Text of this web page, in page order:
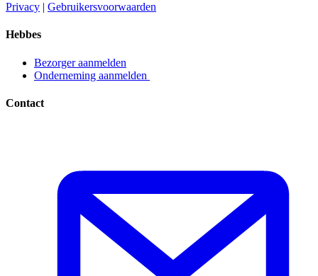
Privacy​​​​‌ ‍ ​‍​‍‌‍ ‌ ​‍‌‍‍‌‌‍‌ ‌‍‍‌‌‍ ‍​‍​‍​ ‍‍​‍​‍‌ ​ ‌‍​‌‌‍ ‍‌‍‍‌‌ ‌​‌ ‍‌​‍ ‍‌‍‍‌‌‍ ​‍​‍​‍ ​​‍​‍‌‍‍​‌ ​‍‌‍‌‌‌‍‌‍​‍​‍​ ‍‍​‍​‍‌‍‍​‌ ‌​‌ ‌​‌ ​​​ ‍‍​‍ ​‍ ‌‍ ​‌‍ ‌‍​ ‌‍​‌‌‍ ​‌‍‍​‌‍ ‌ ​ ‌ ‌​​ ‍‍​ ​ ​ ​ ​ ​ ​ ​ ​‍ ‌‍‍‌‌‍ ‍‌ ‌​‌‍‌‌‌‍ ‍‌ ‌​​‍ ‌‍‌‌‌‍‌​‌‍‍‌‌ ‌​​‍ ‌‍ ‌‌‍ ‌‍‌​‌‍‌‌​ ‌‌ ​​‌ ​‍‌‍‌‌‌ ​ ‌‍‌‌‌‍ ‍‌ ‌​‌‍​‌‌ ‌​‌‍‍‌‌‍ ‌‍ ‍​ ‍ ‌‍‍‌‌‍‌​​ ‌‌‍‌ ‌‍ ​‌‍ ‌‍​‍‌‍​‌‌‍ ​​ ‍ ‌ ‌​‌ ‍‌‌ ​​‌‍‌‌​ ‌‌‍‌ ‌‍ ​‌‍ ‌‍​‍‌‍​‌‌‍ ​​ ‍ ‌ ​​‌‍​‌‌ ‌​‌‍‍​​ ‌‌‍‌‍‌‍ ‌‍ ‌ ‌​‌‍‌‌‌ ​‍​‍ ‍‌‍ ​‌‍‌‌‌‍‌ ‌‍​‌‌‍ ​​‍‌‌​ ‌‌‌​​‍‌‌ ‌‍‍ ‌‍‌‌‌ ‍‌​‍‌‌​ ​ ‌​‌​​‍‌‌​ ​ ‌​‌​​‍‌‌​ ​‍​ ​‍​ ​‌​ ‍​‌‍‌‌​ ‌‍‌‍‌​‌‍‌‌‌‍‌‌​ ‌‍​ ​ ​ ‍‌​ ‌‌​ ‌​​‍‌‌​ ​‍​ ​‍​‍‌‌​ ‌‌‌​‌​​‍ ‍‌‍ ​‌‍​‌‌‍​‍‌‍‌‌‌‍ ​​ ‌‍​‍‌‍​‌‌ ​ ‌‍‌‌‌‌‌‌‌ ​‍‌‍ ​​ ‌‌‍‍​‌ ‌​‌ ‌​‌ ​​​‍‌‌​ ​ ‌​​‌​‍‌‌​ ​‍‌​‌‍​‍‌‌​ ​‍‌​‌‍‌‍ ​‌‍ ‌‍​ ‌‍​‌‌‍ ​‌‍‍​‌‍ ‌ ​ ‌ ‌​​‍‌‌​ ​ ‌​​‌​ ​ ​ ​ ​ ​ ​ ​ ​‍‌‍‌‍‍‌‌‍‌​​ ‌‌‍‌ ‌‍ ​‌‍ ‌‍​‍‌‍​‌‌‍ ​​‍‌‍‌ ‌​‌ ‍‌‌ ​​‌‍‌‌​ ‌‌‍‌ ‌‍ ​‌‍ ‌‍​‍‌‍​‌‌‍ ​​‍‌‍‌ ​​‌‍​‌‌ ‌​‌‍‍​​ ‌‌‍‌‍‌‍ ‌‍ ‌ ‌​‌‍‌‌‌ ​‍​‍ ‍‌‍ ​‌‍‌‌‌‍‌ ‌‍​‌‌‍ ​​‍‌‌​ ‌‌‌​​‍‌‌ ‌‍‍ ‌‍‌‌‌ ‍‌​‍‌‌​ ​ ‌​‌​​‍‌‌​ ​ ‌​‌​​‍‌‌​ ​‍​ ​‍​ ​‌​ ‍​‌‍‌‌​ ‌‍‌‍‌​‌‍‌‌‌‍‌‌​ ‌‍​ ​ ​ ‍‌​ ‌‌​ ‌​​‍‌‌​ ​‍​ ​‍​‍‌‌​ ‌‌‌​‌​​‍ ‍‌‍ ​‌‍​‌‌‍​‍‌‍‌‌‌‍ ​​‍‌‍‌ ​​‌‍‌‌‌ ​‍‌ ​ ‌ ​​‌‍‌‌‌‍​ ‌ ‌​‌‍‍‌‌ ‌‍‌‍‌‌​ ‌‌ ​​‌ ‌‌‌‍​‍‌‍ ​‌‍‍‌‌ ​ ‌‍‍​‌‍‌‌‌‍‌​​‍​‍‌ ‌ | Gebruikersvoorwaarden​​​​‌ ‍ ​‍​‍‌‍ ‌ ​‍‌‍‍‌‌‍‌ ‌‍‍‌‌‍ ‍​‍​‍​ ‍‍​‍​‍‌ ​ ‌‍​‌‌‍ ‍‌‍‍‌‌ ‌​‌ ‍‌​‍ ‍‌‍‍‌‌‍ ​‍​‍​‍ ​​‍​‍‌‍‍​‌ ​‍‌‍‌‌‌‍‌‍​‍​‍​ ‍‍​‍​‍‌‍‍​‌ ‌​‌ ‌​‌ ​​​ ‍‍​‍ ​‍ ‌‍ ​‌‍ ‌‍​ ‌‍​‌‌‍ ​‌‍‍​‌‍ ‌ ​ ‌ ‌​​ ‍‍​ ​ ​ ​ ​ ​ ​ ​ ​‍ ‌‍‍‌‌‍ ‍‌ ‌​‌‍‌‌‌‍ ‍‌ ‌​​‍ ‌‍‌‌‌‍‌​‌‍‍‌‌ ‌​​‍ ‌‍ ‌‌‍ ‌‍‌​‌‍‌‌​ ‌‌ ​​‌ ​‍‌‍‌‌‌ ​ ‌‍‌‌‌‍ ‍‌ ‌​‌‍​‌‌ ‌​‌‍‍‌‌‍ ‌‍ ‍​ ‍ ‌‍‍‌‌‍‌​​ ‌‌‍‌ ‌‍ ​‌‍ ‌‍​‍‌‍​‌‌‍ ​​ ‍ ‌ ‌​‌ ‍‌‌ ​​‌‍‌‌​ ‌‌‍‌ ‌‍ ​‌‍ ‌‍​‍‌‍​‌‌‍ ​​ ‍ ‌ ​​‌‍​‌‌ ‌​‌‍‍​​ ‌‌‍‌‍‌‍ ‌‍ ‌ ‌​‌‍‌‌‌ ​‍​‍ ‍‌‍ ​‌‍‌‌‌‍‌ ‌‍​‌‌‍ ​​‍‌‌​ ‌‌‌​​‍‌‌ ‌‍‍ ‌‍‌‌‌ ‍‌​‍‌‌​ ​ ‌​‌​​‍‌‌​ ​ ‌​‌​​‍‌‌​ ​‍​ ​‍​ ​​‌‍​ ‌‍‌‍​ ‌‍​ ‌​‌‍‌​​ ​ ‌‍‌‌​ ​ ​ ​‌​ ‍‌​ ​‍​‍‌‌​ ​‍​ ​‍​‍‌‌​ ‌‌‌​‌​​‍ ‍‌‍ ​‌‍​‌‌‍​‍‌‍‌‌‌‍ ​​ ‌‍​‍‌‍​‌‌ ​ ‌‍‌‌‌‌‌‌‌ ​‍‌‍ ​​ ‌‌‍‍​‌ ‌​‌ ‌​‌ ​​​‍‌‌​ ​ ‌​​‌​‍‌‌​ ​‍‌​‌‍​‍‌‌​ ​‍‌​‌‍‌‍ ​‌‍ ‌‍​ ‌‍​‌‌‍ ​‌‍‍​‌‍ ‌ ​ ‌ ‌​​‍‌‌​ ​ ‌​​‌​ ​ ​ ​ ​ ​ ​ ​ ​‍‌‍‌‍‍‌‌‍‌​​ ‌‌‍‌ ‌‍ ​‌‍ ‌‍​‍‌‍​‌‌‍ ​​‍‌‍‌ ‌​‌ ‍‌‌ ​​‌‍‌‌​ ‌‌‍‌ ‌‍ ​‌‍ ‌‍​‍‌‍​‌‌‍ ​​‍‌‍‌ ​​‌‍​‌‌ ‌​‌‍‍​​ ‌‌‍‌‍‌‍ ‌‍ ‌ ‌​‌‍‌‌‌ ​‍​‍ ‍‌‍ ​‌‍‌‌‌‍‌ ‌‍​‌‌‍ ​​‍‌‌​ ‌‌‌​​‍‌‌ ‌‍‍ ‌‍‌‌‌ ‍‌​‍‌‌​ ​ ‌​‌​​‍‌‌​ ​ ‌​‌​​‍‌‌​ ​‍​ ​‍​ ​​‌‍​ ‌‍‌‍​ ‌‍​ ‌​‌‍‌​​ ​ ‌‍‌‌​ ​ ​ ​‌​ ‍‌​ ​‍​‍‌‌​ ​‍​ ​‍​‍‌‌​ ‌‌‌​‌​​‍ ‍‌‍ ​‌‍​‌‌‍​‍‌‍‌‌‌‍ ​​‍‌‍‌ ​​‌‍‌‌‌ ​‍‌ ​ ‌ ​​‌‍‌‌‌‍​ ‌ ‌​‌‍‍‌‌ ‌‍‌‍‌‌​ ‌‌ ​​‌ ‌‌‌‍​‍‌‍ ​‌‍‍‌‌ ​ ‌‍‍​‌‍‌‌‌‍‌​​‍​‍‌ ‌
Hebbes
Bezorger aanmelden​​​​‌ ‍ ​‍​‍‌‍ ‌ ​‍‌‍‍‌‌‍‌ ‌‍‍‌‌‍ ‍​‍​‍​ ‍‍​‍​‍‌ ​ ‌‍​‌‌‍ ‍‌‍‍‌‌ ‌​‌ ‍‌​‍ ‍‌‍‍‌‌‍ ​‍​‍​‍ ​​‍​‍‌‍‍​‌ ​‍‌‍‌‌‌‍‌‍​‍​‍​ ‍‍​‍​‍‌‍‍​‌ ‌​‌ ‌​‌ ​​​ ‍‍​‍ ​‍ ‌‍ ​‌‍ ‌‍​ ‌‍​‌‌‍ ​‌‍‍​‌‍ ‌ ​ ‌ ‌​​ ‍‍​ ​ ​ ​ ​ ​ ​ ​ ​‍ ‌‍‍‌‌‍ ‍‌ ‌​‌‍‌‌‌‍ ‍‌ ‌​​‍ ‌‍‌‌‌‍‌​‌‍‍‌‌ ‌​​‍ ‌‍ ‌‌‍ ‌‍‌​‌‍‌‌​ ‌‌ ​​‌ ​‍‌‍‌‌‌ ​ ‌‍‌‌‌‍ ‍‌ ‌​‌‍​‌‌ ‌​‌‍‍‌‌‍ ‌‍ ‍​ ‍ ‌‍‍‌‌‍‌​​ ‌‌‍‌ ‌‍ ​‌‍ ‌‍​‍‌‍​‌‌‍ ​​ ‍ ‌ ‌​‌ ‍‌‌ ​​‌‍‌‌​ ‌‌‍‌ ‌‍ ​‌‍ ‌‍​‍‌‍​‌‌‍ ​​ ‍ ‌ ​​‌‍​‌‌ ‌​‌‍‍​​ ‌‌‍‌‍‌‍ ‌‍ ‌ ‌​‌‍‌‌‌ ​‍​‍ ‍‌ ​​‌‍​‌‌‍‌ ‌‍‌‌‌ ​ ​‍‌‌​ ‌‌‌​​‍‌‌ ‌‍‍ ‌‍‌‌‌ ‍‌​‍‌‌​ ​ ‌​‌​​‍‌‌​ ​ ‌​‌​​‍‌‌​ ​‍​ ​‍​ ‌ ​ ​‌‌‍​‍‌‍​ ​ ‌‌​ ‌ ​ ​‌​ ​‍​ ‌​​ ​​‌‍‌‌​ ‍‌​‍‌‌​ ​‍​ ​‍​‍‌‌​ ‌‌‌​‌​​‍ ‍‌‍ ​‌‍​‌‌‍​‍‌‍‌‌‌‍ ​​ ‌‍​‍‌‍​‌‌ ​ ‌‍‌‌‌‌‌‌‌ ​‍‌‍ ​​ ‌‌‍‍​‌ ‌​‌ ‌​‌ ​​​‍‌‌​ ​ ‌​​‌​‍‌‌​ ​‍‌​‌‍​‍‌‌​ ​‍‌​‌‍‌‍ ​‌‍ ‌‍​ ‌‍​‌‌‍ ​‌‍‍​‌‍ ‌ ​ ‌ ‌​​‍‌‌​ ​ ‌​​‌​ ​ ​ ​ ​ ​ ​ ​ ​‍‌‍‌‍‍‌‌‍‌​​ ‌‌‍‌ ‌‍ ​‌‍ ‌‍​‍‌‍​‌‌‍ ​​‍‌‍‌ ‌​‌ ‍‌‌ ​​‌‍‌‌​ ‌‌‍‌ ‌‍ ​‌‍ ‌‍​‍‌‍​‌‌‍ ​​‍‌‍‌ ​​‌‍​‌‌ ‌​‌‍‍​​ ‌‌‍‌‍‌‍ ‌‍ ‌ ‌​‌‍‌‌‌ ​‍​‍ ‍‌ ​​‌‍​‌‌‍‌ ‌‍‌‌‌ ​ ​‍‌‌​ ‌‌‌​​‍‌‌ ‌‍‍ ‌‍‌‌‌ ‍‌​‍‌‌​ ​ ‌​‌​​‍‌‌​ ​ ‌​‌​​‍‌‌​ ​‍​ ​‍​ ‌ ​ ​‌‌‍​‍‌‍​ ​ ‌‌​ ‌ ​ ​‌​ ​‍​ ‌​​ ​​‌‍‌‌​ ‍‌​‍‌‌​ ​‍​ ​‍​‍‌‌​ ‌‌‌​‌​​‍ ‍‌‍ ​‌‍​‌‌‍​‍‌‍‌‌‌‍ ​​‍‌‍‌ ​​‌‍‌‌‌ ​‍‌ ​ ‌ ​​‌‍‌‌‌‍​ ‌ ‌​‌‍‍‌‌ ‌‍‌‍‌‌​ ‌‌ ​​‌ ‌‌‌‍​‍‌‍ ​‌‍‍‌‌ ​ ‌‍‍​‌‍‌‌‌‍‌​​‍​‍‌ ‌
Onderneming aanmelden ​​​​‌ ‍ ​‍​‍‌‍ ‌ ​‍‌‍‍‌‌‍‌ ‌‍‍‌‌‍ ‍​‍​‍​ ‍‍​‍​‍‌ ​ ‌‍​‌‌‍ ‍‌‍‍‌‌ ‌​‌ ‍‌​‍ ‍‌‍‍‌‌‍ ​‍​‍​‍ ​​‍​‍‌‍‍​‌ ​‍‌‍‌‌‌‍‌‍​‍​‍​ ‍‍​‍​‍‌‍‍​‌ ‌​‌ ‌​‌ ​​​ ‍‍​‍ ​‍ ‌‍ ​‌‍ ‌‍​ ‌‍​‌‌‍ ​‌‍‍​‌‍ ‌ ​ ‌ ‌​​ ‍‍​ ​ ​ ​ ​ ​ ​ ​ ​‍ ‌‍‍‌‌‍ ‍‌ ‌​‌‍‌‌‌‍ ‍‌ ‌​​‍ ‌‍‌‌‌‍‌​‌‍‍‌‌ ‌​​‍ ‌‍ ‌‌‍ ‌‍‌​‌‍‌‌​ ‌‌ ​​‌ ​‍‌‍‌‌‌ ​ ‌‍‌‌‌‍ ‍‌ ‌​‌‍​‌‌ ‌​‌‍‍‌‌‍ ‌‍ ‍​ ‍ ‌‍‍‌‌‍‌​​ ‌‌‍‌ ‌‍ ​‌‍ ‌‍​‍‌‍​‌‌‍ ​​ ‍ ‌ ‌​‌ ‍‌‌ ​​‌‍‌‌​ ‌‌‍‌ ‌‍ ​‌‍ ‌‍​‍‌‍​‌‌‍ ​​ ‍ ‌ ​​‌‍​‌‌ ‌​‌‍‍​​ ‌‌‍‌‍‌‍ ‌‍ ‌ ‌​‌‍‌‌‌ ​‍​‍ ‍‌ ​​‌‍​‌‌‍‌ ‌‍‌‌‌ ​ ​‍‌‌​ ‌‌‌​​‍‌‌ ‌‍‍ ‌‍‌‌‌ ‍‌​‍‌‌​ ​ ‌​‌​​‍‌‌​ ​ ‌​‌​​‍‌‌​ ​‍​ ​‍​ ‌ ​ ‌ ​ ‍‌​ ​ ​ ​‌‌‍​ ‌‍​‌​ ‌‍​ ​‌‌‍​‍​ ‌‍‌‍​ ​‍‌‌​ ​‍​ ​‍​‍‌‌​ ‌‌‌​‌​​‍ ‍‌‍ ​‌‍​‌‌‍​‍‌‍‌‌‌‍ ​​ ‌‍​‍‌‍​‌‌ ​ ‌‍‌‌‌‌‌‌‌ ​‍‌‍ ​​ ‌‌‍‍​‌ ‌​‌ ‌​‌ ​​​‍‌‌​ ​ ‌​​‌​‍‌‌​ ​‍‌​‌‍​‍‌‌​ ​‍‌​‌‍‌‍ ​‌‍ ‌‍​ ‌‍​‌‌‍ ​‌‍‍​‌‍ ‌ ​ ‌ ‌​​‍‌‌​ ​ ‌​​‌​ ​ ​ ​ ​ ​ ​ ​ ​‍‌‍‌‍‍‌‌‍‌​​ ‌‌‍‌ ‌‍ ​‌‍ ‌‍​‍‌‍​‌‌‍ ​​‍‌‍‌ ‌​‌ ‍‌‌ ​​‌‍‌‌​ ‌‌‍‌ ‌‍ ​‌‍ ‌‍​‍‌‍​‌‌‍ ​​‍‌‍‌ ​​‌‍​‌‌ ‌​‌‍‍​​ ‌‌‍‌‍‌‍ ‌‍ ‌ ‌​‌‍‌‌‌ ​‍​‍ ‍‌ ​​‌‍​‌‌‍‌ ‌‍‌‌‌ ​ ​‍‌‌​ ‌‌‌​​‍‌‌ ‌‍‍ ‌‍‌‌‌ ‍‌​‍‌‌​ ​ ‌​‌​​‍‌‌​ ​ ‌​‌​​‍‌‌​ ​‍​ ​‍​ ‌ ​ ‌ ​ ‍‌​ ​ ​ ​‌‌‍​ ‌‍​‌​ ‌‍​ ​‌‌‍​‍​ ‌‍‌‍​ ​‍‌‌​ ​‍​ ​‍​‍‌‌​ ‌‌‌​‌​​‍ ‍‌‍ ​‌‍​‌‌‍​‍‌‍‌‌‌‍ ​​‍‌‍‌ ​​‌‍‌‌‌ ​‍‌ ​ ‌ ​​‌‍‌‌‌‍​ ‌ ‌​‌‍‍‌‌ ‌‍‌‍‌‌​ ‌‌ ​​‌ ‌‌‌‍​‍‌‍ ​‌‍‍‌‌ ​ ‌‍‍​‌‍‌‌‌‍‌​​‍​‍‌ ‌
Contact